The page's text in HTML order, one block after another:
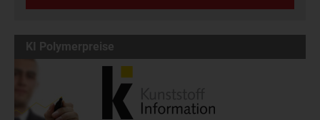
KI Polymerpreise